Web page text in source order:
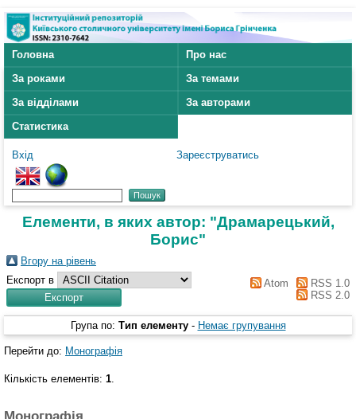
Головна
Про нас
За роками
За темами
За відділами
За авторами
Статистика
Вхід Зареєструватись
Елементи, в яких автор: "Драмарецький,
Борис"
Вгору на рівень
Експорт в
Atom
RSS 1.0
RSS 2.0
Група по: Тип елементу - Немає групування
Перейти до: Монографія
Кількість елементів: 1.